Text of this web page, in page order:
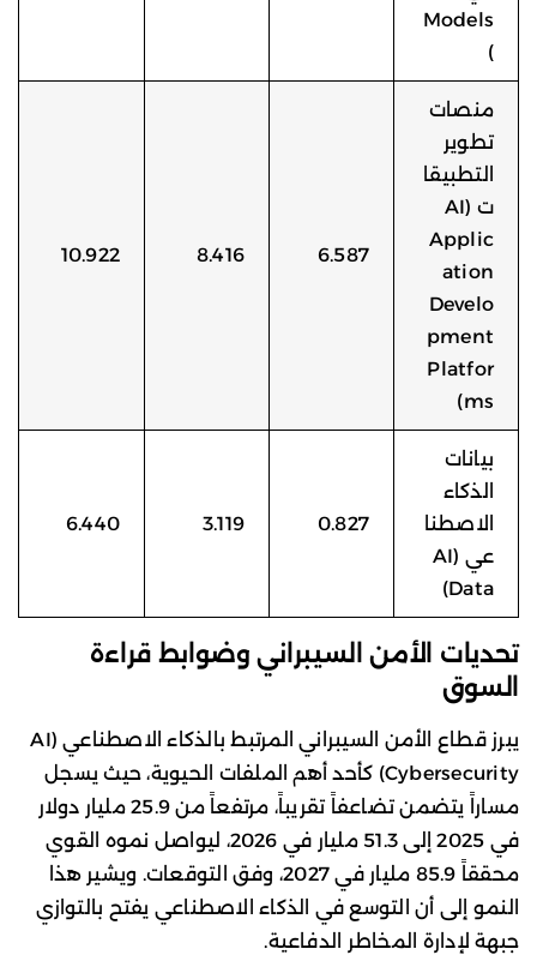
Models
)
منصات
تطوير
التطبيقا
ت (AI
Applic
ation
Develo
pment
Platfor
ms)
6.587
8.416
10.922
بيانات
الذكاء
الاصطنا
عي (AI
Data)
0.827
3.119
6.440
تحديات الأمن السيبراني وضوابط قراءة
السوق
يبرز قطاع الأمن السيبراني المرتبط بالذكاء الاصطناعي (AI
Cybersecurity) كأحد أهم الملفات الحيوية، حيث يسجل
مساراً يتضمن تضاعفاً تقريباً، مرتفعاً من 25.9 مليار دولار
في 2025 إلى 51.3 مليار في 2026، ليواصل نموه القوي
محققاً 85.9 مليار في 2027، وفق التوقعات. ويشير هذا
النمو إلى أن التوسع في الذكاء الاصطناعي يفتح بالتوازي
جبهة لإدارة المخاطر الدفاعية.